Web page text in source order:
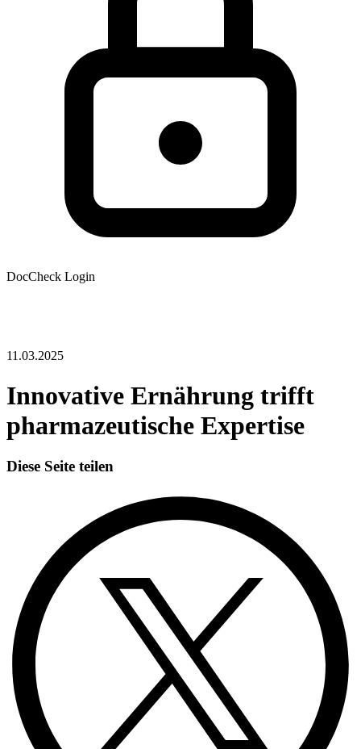
DocCheck Login
11.03.2025
Innovative Ernährung trifft
pharmazeutische Expertise
Diese Seite teilen